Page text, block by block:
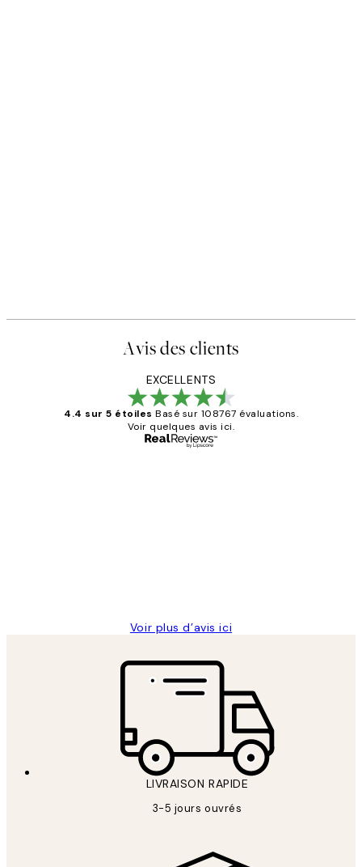
Avis des clients
EXCELLENTS
4.4 sur 5 étoiles Basé sur 108767 évaluations.
Voir quelques avis ici.
Voir plus d’avis ici
LIVRAISON RAPIDE
3-5 jours ouvrés